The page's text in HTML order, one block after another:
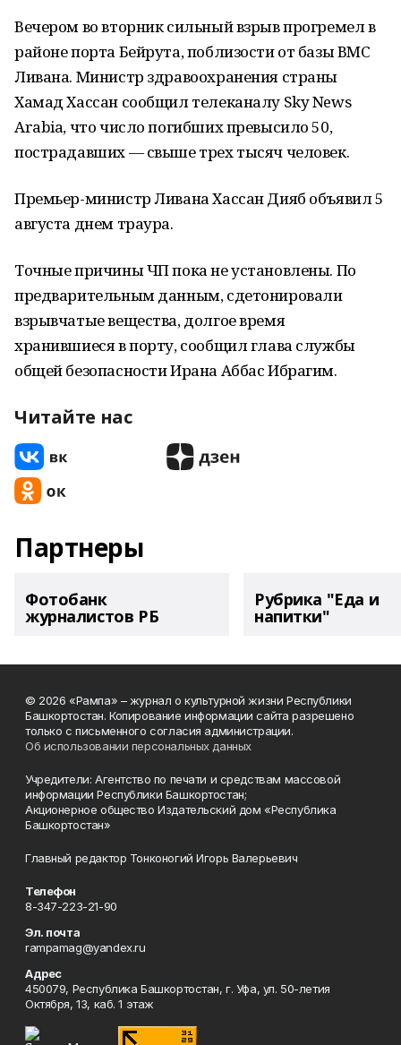
Вечером во вторник сильный взрыв прогремел в
районе порта Бейрута, поблизости от базы ВМС
Ливана. Министр здравоохранения страны
Хамад Хассан сообщил телеканалу Sky News
Arabia, что число погибших превысило 50,
пострадавших — свыше трех тысяч человек.
Премьер-министр Ливана Хассан Дияб объявил 5
августа днем траура.
Точные причины ЧП пока не установлены. По
предварительным данным, сдетонировали
взрывчатые вещества, долгое время
хранившиеся в порту, сообщил глава службы
общей безопасности Ирана Аббас Ибрагим.
Читайте нас
Партнеры
Фотобанк
журналистов РБ
Рубрика "Еда и
напитки"
© 2026 «Рампа» – журнал о культурной жизни Республики
Башкортостан. Копирование информации сайта разрешено
только с письменного согласия администрации.
Об использовании персональных данных
Учредители: Агентство по печати и средствам массовой
информации Республики Башкортостан;
Акционерное общество Издательский дом «Республика
Башкортостан»
Главный редактор Тонконогий Игорь Валерьевич
Телефон
8-347-223-21-90
Эл. почта
rampamag@yandex.ru
Адрес
450079, Республика Башкортостан, г. Уфа, ул. 50-летия
Октября, 13, каб. 1 этаж